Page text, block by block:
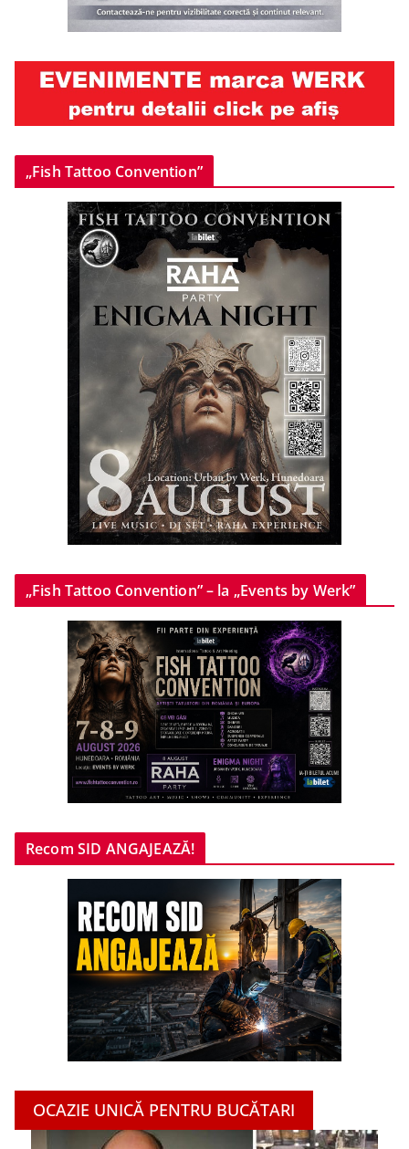
„Fish Tattoo Convention”
„Fish Tattoo Convention” – la „Events by Werk”
Recom SID ANGAJEAZĂ!
OCAZIE UNICĂ PENTRU BUCĂTARI